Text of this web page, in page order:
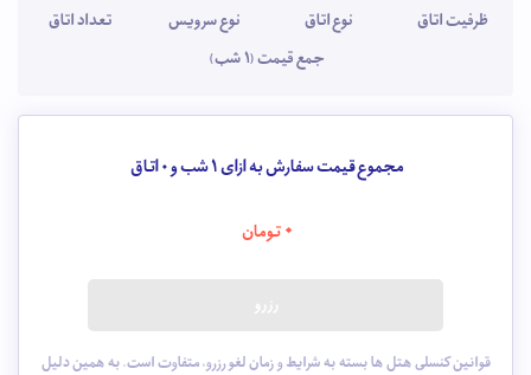
ظرفیت اتاق نوع اتاق نوع سرویس
تعداد اتاق
جمع قیمت (1 شب)
مجموع قیمت سفارش به ازای 1 شب و 0اتاق
0تومان
قوانین کنسلی هتل ها بسته به شرایط و زمان لغو رزرو، متفاوت است. به همین دلیل